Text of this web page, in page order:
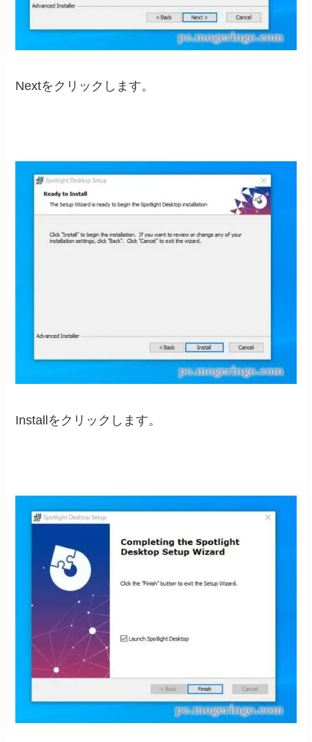
Nextをクリックします。
Installをクリックします。